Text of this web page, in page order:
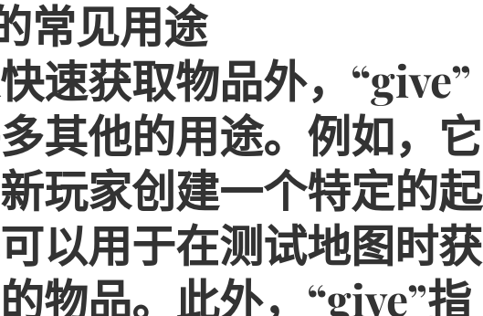
常见用途
速获取物品外，“give”
其他的用途。例如，它
玩家创建一个特定的起
以用于在测试地图时获
物品。此外，“give”指